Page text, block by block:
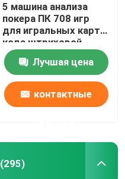
5 машина анализа
покера ПК 708 игр
для игральных карт
кода штриховой
маркировки
маркированных
Лучшая цена
контактные
(295)